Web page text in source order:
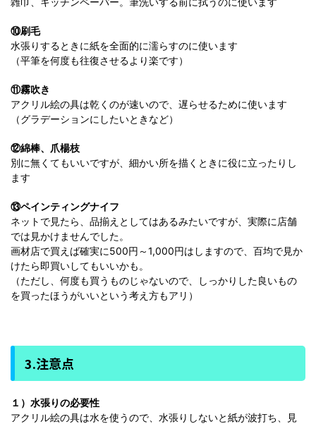
⑩刷毛
水張りするときに紙を全面的に濡らすのに使います
（平筆を何度も往復させるより楽です）
⑪霧吹き
アクリル絵の具は乾くのが速いので、遅らせるために使います
（グラデーションにしたいときなど）
⑫綿棒、爪楊枝
別に無くてもいいですが、細かい所を描くときに役に立ったりし
ます
⑬ペインティングナイフ
ネットで見たら、品揃えとしてはあるみたいですが、実際に店舗
では見かけませんでした。
画材店で買えば確実に500円～1,000円はしますので、百均で見か
けたら即買いしてもいいかも。
（ただし、何度も買うものじゃないので、しっかりした良いもの
を買ったほうがいいという考え方もアリ）
3.注意点
１）水張りの必要性
アクリル絵の具は水を使うので、水張りしないと紙が波打ち、見